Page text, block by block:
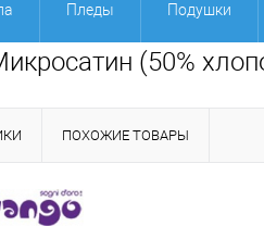
Пледы Подушки
(50%
ПОХОЖИЕ ТОВАРЫ